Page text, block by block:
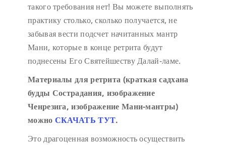
такого требования нет! Вы можете выполнять
практику столько, сколько получается, не
забывая вести подсчет начитанных мантр
Мани, которые в конце ретрита будут
поднесены Его Святейшеству Далай-ламе.
Материалы для ретрита (краткая садхана
будды Сострадания, изображение
Ченрезига, изображение Мани-мантры)
можно СКАЧАТЬ ТУТ.
Это драгоценная возможность осуществить